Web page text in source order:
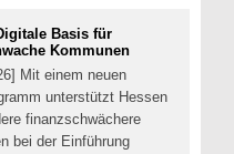
Basis für
Kommunen
Mit einem neuen
unterstützt Hessen
finanzschwächere
bei der Einführung